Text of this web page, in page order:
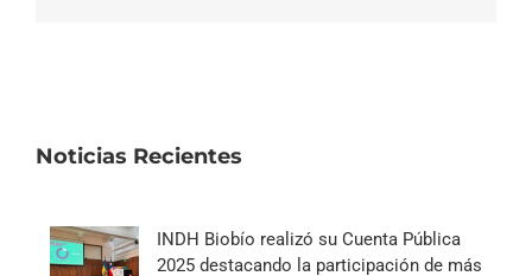
Noticias Recientes
INDH Biobío realizó su Cuenta Pública
2025 destacando la participación de más